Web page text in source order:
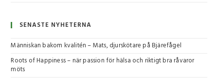
SENASTE NYHETERNA
Människan bakom kvalitén – Mats, djurskötare på Bjärefågel
Roots of Happiness – när passion för hälsa och riktigt bra råvaror
möts